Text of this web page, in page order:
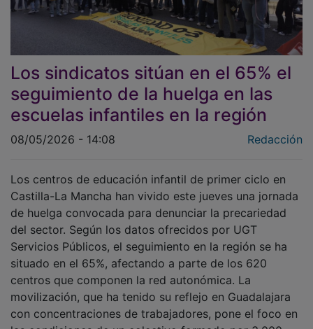
Los sindicatos sitúan en el 65% el
seguimiento de la huelga en las
escuelas infantiles en la región
Castilla-La Mancha han vivido este jueves una jornada
de huelga convocada para denunciar la precariedad
del sector. Según los datos ofrecidos por UGT
Servicios Públicos, el seguimiento en la región se ha
situado en el 65%, afectando a parte de los 620
centros que componen la red autonómica. La
movilización, que ha tenido su reflejo en Guadalajara
con concentraciones de trabajadores, pone el foco en
las condiciones de un colectivo formado por 3.000